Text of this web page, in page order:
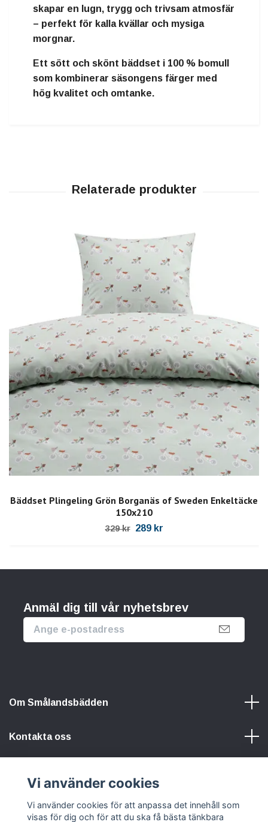
skapar en lugn, trygg och trivsam atmosfär
– perfekt för kalla kvällar och mysiga
morgnar.
Ett sött och skönt bäddset i 100 % bomull
som kombinerar säsongens färger med
hög kvalitet och omtanke.
Bäddset Plingeling Grön Borganäs of Sweden Enkeltäcke
150x210
329 kr 289 kr
Anmäl dig till vår nyhetsbrev
Om Smålandsbädden
Kontakta oss
Sociala medier
Vi använder cookies
Vi använder cookies för att anpassa det innehåll som
visas för dig och för att du ska få bästa tänkbara